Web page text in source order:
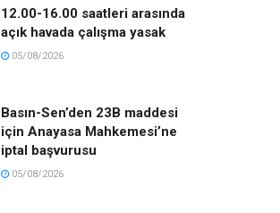
12.00-16.00 saatleri arasında
açık havada çalışma yasak
05/08/2026
Basın-Sen’den 23B maddesi
için Anayasa Mahkemesi’ne
iptal başvurusu
05/08/2026